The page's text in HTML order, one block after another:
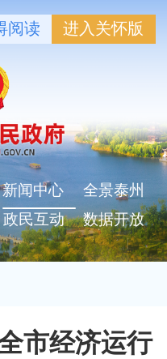
阅读 进入关怀版
新闻中心
全景泰州
政民互动 数据开放
市经济运行